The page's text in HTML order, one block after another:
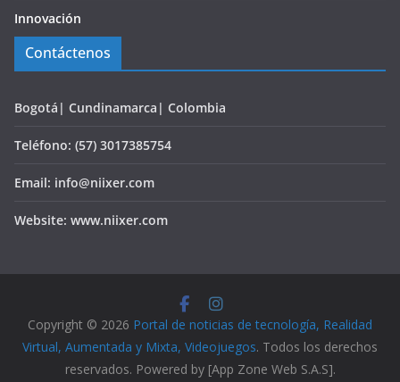
Innovación
Contáctenos
Bogotá| Cundinamarca| Colombia
Teléfono: (57) 3017385754
Email: info@niixer.com
Website: www.niixer.com
Copyright © 2026 Portal de noticias de tecnología, Realidad
Virtual, Aumentada y Mixta, Videojuegos. Todos los derechos
reservados. Powered by [App Zone Web S.A.S].